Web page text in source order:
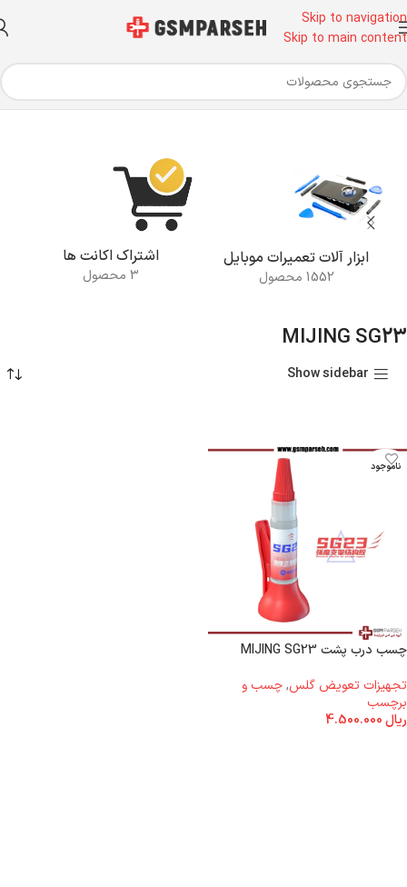
Skip to navigation
Skip to main content
خانه محصولات برچسب خورده “MIJING SG23”
ابزار آلات تعمیرات موبایل
1552 محصول
اشتراک اکانت ها
3 محصول
MIJING SG23
Show sidebar
ناموجود
چسب درب پشت MIJING SG23
تجهیزات تعویض گلس,چسب و
برچسب
ریال